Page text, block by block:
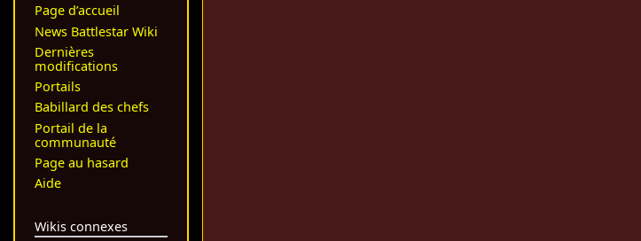
Page d’accueil
News Battlestar Wiki
Dernières
modifications
Portails
Babillard des chefs
Portail de la
communauté
Page au hasard
Aide
Wikis connexes